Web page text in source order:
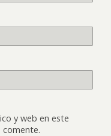
y web en este
comente.